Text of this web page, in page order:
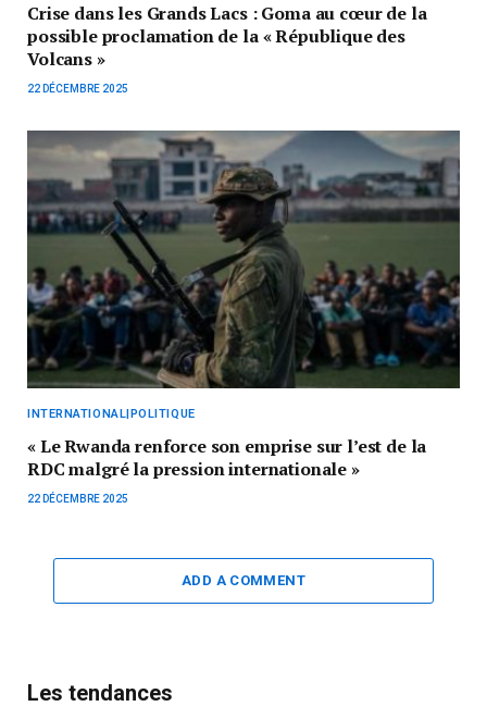
Crise dans les Grands Lacs : Goma au cœur de la
possible proclamation de la « République des
Volcans »
22 DÉCEMBRE 2025
INTERNATIONAL|POLITIQUE
« Le Rwanda renforce son emprise sur l’est de la
RDC malgré la pression internationale »
22 DÉCEMBRE 2025
ADD A COMMENT
Les tendances